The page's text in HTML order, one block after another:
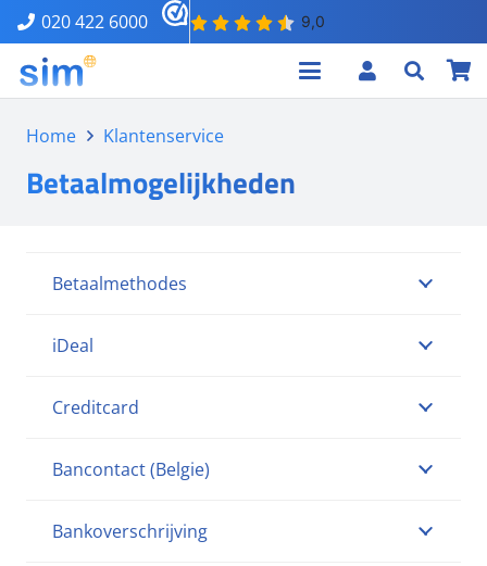
020 422 6000
Home Klantenservice
Betaalmogelijkheden
Betaalmethodes
iDeal
Creditcard
Bancontact (Belgie)
Bankoverschrijving